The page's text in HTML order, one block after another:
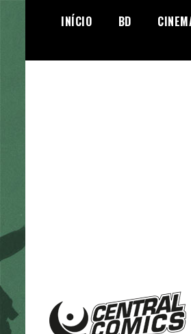
INÍCIO BD